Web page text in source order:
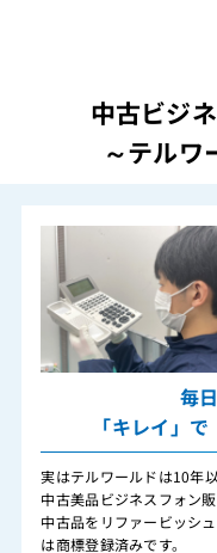
中古ビジ
～テルワ
毎
「キレイ」
実はテルワールドは10年
中古美品ビジネスフォン販
中古品をリファービッシ
は商標登録済みです。